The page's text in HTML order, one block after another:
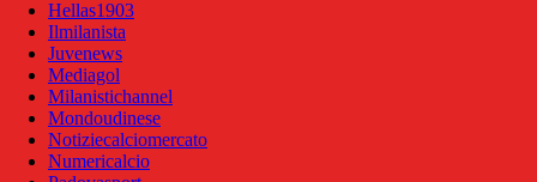
Hellas1903
Ilmilanista
Juvenews
Mediagol
Milanistichannel
Mondoudinese
Notiziecalciomercato
Numericalcio